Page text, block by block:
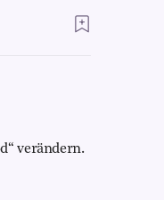
verändern.